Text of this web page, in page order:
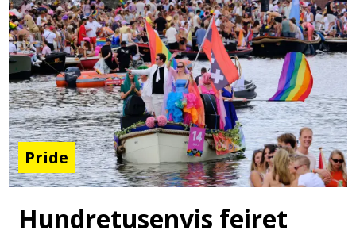
Pride
Hundretusenvis feiret